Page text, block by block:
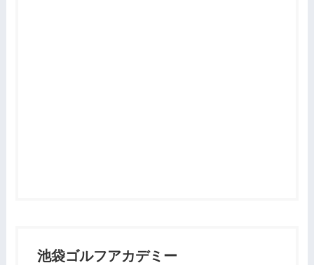
池袋ゴルフアカデミー